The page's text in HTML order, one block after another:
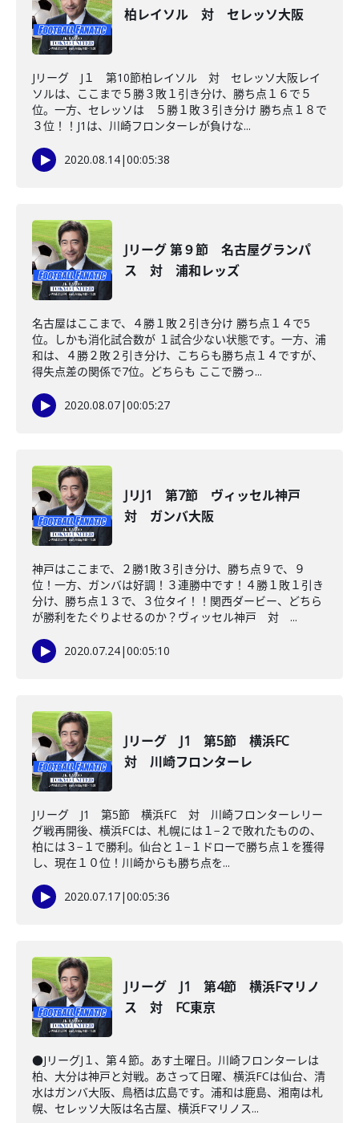
柏レイソル 対 セレッソ大阪
Jリーグ J１ 第10節柏レイソル 対 セレッソ大阪レイ
ソルは、ここまで５勝３敗１引き分け、勝ち点１６で５
位。一方、セレッソは ５勝１敗３引き分け 勝ち点１８で
３位！！J1は、川崎フロンターレが負けな...
2020.08.14|00:05:38
Jリーグ 第９節 名古屋グランパ
ス 対 浦和レッズ
名古屋はここまで、４勝１敗２引き分け 勝ち点１４で5
位。しかも消化試合数が １試合少ない状態です。一方、浦
和は、４勝２敗２引き分け、こちらも勝ち点１４ですが、
得失点差の関係で7位。どちらも ここで勝っ...
2020.08.07|00:05:27
JリJ1 第7節 ヴィッセル神戸
対 ガンバ大阪
神戸はここまで、２勝1敗３引き分け、勝ち点９で、９
位！一方、ガンバは好調！３連勝中です！４勝１敗１引き
分け、勝ち点１３で、３位タイ！！関西ダービー、どちら
が勝利をたぐりよせるのか？ヴィッセル神戸 対 ...
2020.07.24|00:05:10
Jリーグ J1 第5節 横浜FC
対 川崎フロンターレ
Jリーグ J1 第5節 横浜FC 対 川崎フロンターレリー
グ戦再開後、横浜FCは、札幌には１−２で敗れたものの、
柏には３−１で勝利。仙台と１−１ドローで勝ち点１を獲得
し、現在１０位！川崎からも勝ち点を...
2020.07.17|00:05:36
Jリーグ J1 第4節 横浜Fマリノ
ス 対 FC東京
●JリーグJ１、第４節。あす土曜日。川崎フロンターレは
柏、大分は神戸と対戦。あさって日曜、横浜FCは仙台、清
水はガンバ大阪、鳥栖は広島です。浦和は鹿島、湘南は札
幌、セレッソ大阪は名古屋、横浜Fマリノス...